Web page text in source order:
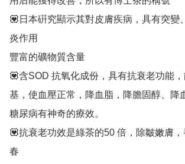
💟日本硏究顯示其對皮膚疾病，具有突變
炎作用
豐富的礦物質含量
💟含SOD 抗氧化成份，具有抗衰老功能
基，使血壓正常，降血脂，降膽固醇、降
糖尿病有神奇的療效。
💟抗衰老功效是綠茶的50 倍，除皺嫩膚
春